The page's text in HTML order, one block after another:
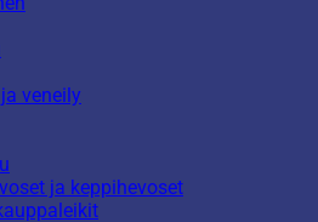
veneily
ja keppihevoset